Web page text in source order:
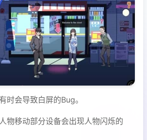
时会导致白屏的Bug。
物移动部分设备会出现人物闪烁的